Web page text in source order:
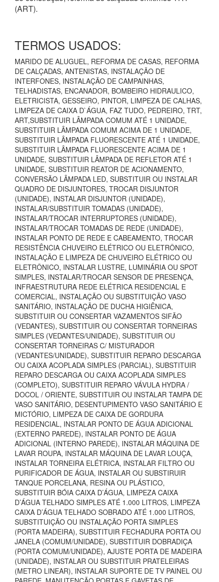
(ART).
TERMOS USADOS:
MARIDO DE ALUGUEL, REFORMA DE CASAS, REFORMA
DE CALÇADAS, ANTENISTAS, INSTALAÇÃO DE
INTERFONES, INSTALAÇÃO DE CAMPAINHAS,
TELHADISTAS, ENCANADOR, BOMBEIRO HIDRAULICO,
ELETRICISTA, GESSEIRO, PINTOR, LIMPEZA DE CALHAS,
LIMPEZA DE CAIXA D`ÁGUA, FAZ TUDO, PEDREIRO, TRT,
ART,SUBSTITUIR LÂMPADA COMUM ATÉ 1 UNIDADE,
SUBSTITUIR LÂMPADA COMUM ACIMA DE 1 UNIDADE,
SUBSTITUIR LÂMPADA FLUORESCENTE ATÉ 1 UNIDADE,
SUBSTITUIR LÂMPADA FLUORESCENTE ACIMA DE 1
UNIDADE, SUBSTITUIR LÂMPADA DE REFLETOR ATÉ 1
UNIDADE, SUBSTITUIR REATOR DE ACIONAMENTO,
CONVERSÃO LÂMPADA LED, SUBSTITUIR OU INSTALAR
QUADRO DE DISJUNTORES, TROCAR DISJUNTOR
(UNIDADE), INSTALAR DISJUNTOR (UNIDADE),
INSTALAR/SUBSTITUIR TOMADAS (UNIDADE),
INSTALAR/TROCAR INTERRUPTORES (UNIDADE),
INSTALAR/TROCAR TOMADAS DE REDE (UNIDADE),
INSTALAR PONTO DE REDE E CABEAMENTO, TROCAR
RESISTÊNCIA CHUVEIRO ELÉTRICO OU ELETRÔNICO,
INSTALAÇÃO E LIMPEZA DE CHUVEIRO ELÉTRICO OU
ELETRÔNICO, INSTALAR LUSTRE, LUMINÁRIA OU SPOT
SIMPLES, INSTALAR/TROCAR SENSOR DE PRESENÇA,
INFRAESTRUTURA REDE ELÉTRICA RESIDENCIAL E
COMERCIAL, INSTALAÇÃO OU SUBSTITUIÇÃO VASO
SANITÁRIO, INSTALAÇÃO DE DUCHA HIGIÊNICA,
SUBSTITUIR OU CONSERTAR VAZAMENTOS SIFÃO
(VEDANTES), SUBSTITUIR OU CONSERTAR TORNEIRAS
SIMPLES (VEDANTES/UNIDADE), SUBSTITUIR OU
CONSERTAR TORNEIRAS C/ MISTURADOR
(VEDANTES/UNIDADE), SUBSTITUIR REPARO DESCARGA
OU CAIXA ACOPLADA SIMPLES (PARCIAL), SUBSTITUIR
REPARO DESCARGA OU CAIXA ACOPLADA SIMPLES
(COMPLETO), SUBSTITUIR REPARO VÁVULA HYDRA /
DOCOL / ORIENTE, SUBSTITUIR OU INSTALAR TAMPA DE
VASO SANITÁRIO, DESENTUPIMENTO VASO SANITÁRIO E
MICTÓRIO, LIMPEZA DE CAIXA DE GORDURA
RESIDENCIAL, INSTALAR PONTO DE ÁGUA ADICIONAL
(EXTERNO PAREDE), INSTALAR PONTO DE ÁGUA
ADICIONAL (INTERNO PAREDE), INSTALAR MÁQUINA DE
LAVAR ROUPA, INSTALAR MÁQUINA DE LAVAR LOUÇA,
INSTALAR TORNEIRA ELÉTRICA, INSTALAR FILTRO OU
PURIFICADOR DE ÁGUA, INSTALAR OU SUBSTIRUIR
TANQUE PORCELANA, RESINA OU PLÁSTICO,
SUBSTITUIR BÓIA CAIXA D’ÁGUA, LIMPEZA CAIXA
D’ÁGUA TELHADO SIMPLES ATÉ 1.000 LITROS, LIMPEZA
CAIXA D’ÁGUA TELHADO SOBRADO ATÉ 1.000 LITROS,
SUBSTITUIÇÃO OU INSTALAÇÃO PORTA SIMPLES
(PORTA MADEIRA), SUBSTITUIR FECHADURA PORTA OU
JANELA (COMUM/UNIDADE), SUBSTITUIR DOBRADIÇA
(PORTA COMUM/UNIDADE), AJUSTE PORTA DE MADEIRA
(UNIDADE), INSTALAR OU SUBSTITUIR PRATELEIRAS
(METRO LINEAR), INSTALAR SUPORTE DE TV PAINEL OU